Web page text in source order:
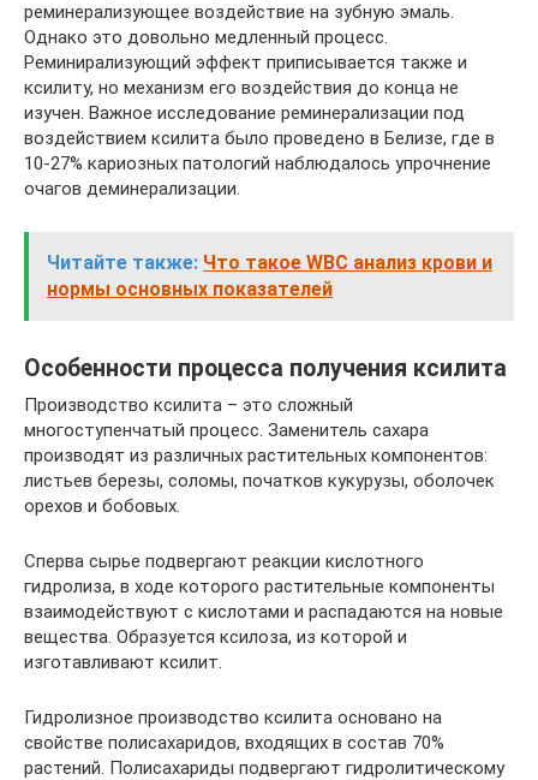
реминерализующее воздействие на зубную эмаль.
Однако это довольно медленный процесс.
Реминирализующий эффект приписывается также и
ксилиту, но механизм его воздействия до конца не
изучен. Важное исследование реминерализации под
воздействием ксилита было проведено в Белизе, где в
10-27% кариозных патологий наблюдалось упрочнение
очагов деминерализации.
Читайте также: Что такое WBC анализ крови и
нормы основных показателей
Особенности процесса получения ксилита
Производство ксилита – это сложный
многоступенчатый процесс. Заменитель сахара
производят из различных растительных компонентов:
листьев березы, соломы, початков кукурузы, оболочек
орехов и бобовых.
Сперва сырье подвергают реакции кислотного
гидролиза, в ходе которого растительные компоненты
взаимодействуют с кислотами и распадаются на новые
вещества. Образуется ксилоза, из которой и
изготавливают ксилит.
Гидролизное производство ксилита основано на
свойстве полисахаридов, входящих в состав 70%
растений. Полисахариды подвергают гидролитическому